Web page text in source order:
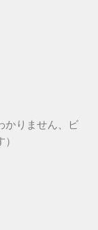
かりません、ビ